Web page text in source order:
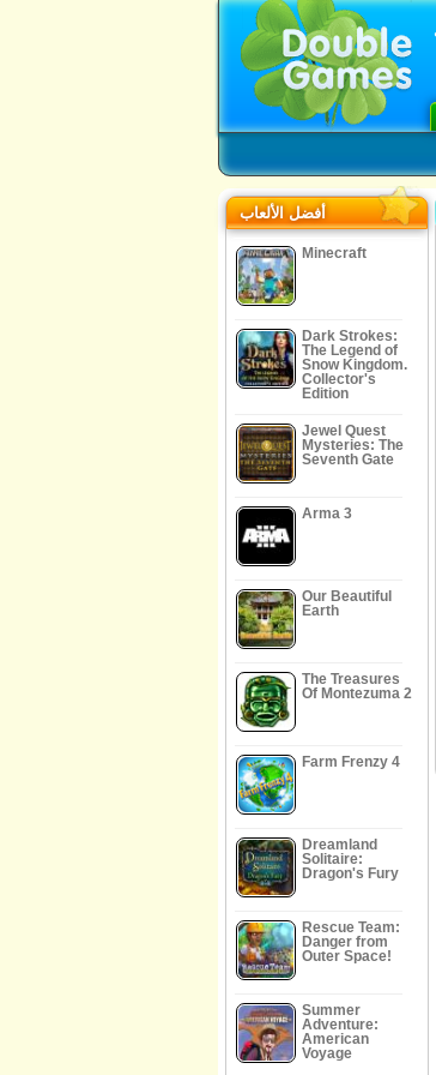
أفضل الألعاب
Minecraft
Dark Strokes:
The Legend of
Snow Kingdom.
Collector's
Edition
Jewel Quest
Mysteries: The
Seventh Gate
Arma 3
Our Beautiful
Earth
The Treasures
Of Montezuma 2
Farm Frenzy 4
Dreamland
Solitaire:
Dragon's Fury
Rescue Team:
Danger from
Outer Space!
Summer
Adventure:
American
Voyage